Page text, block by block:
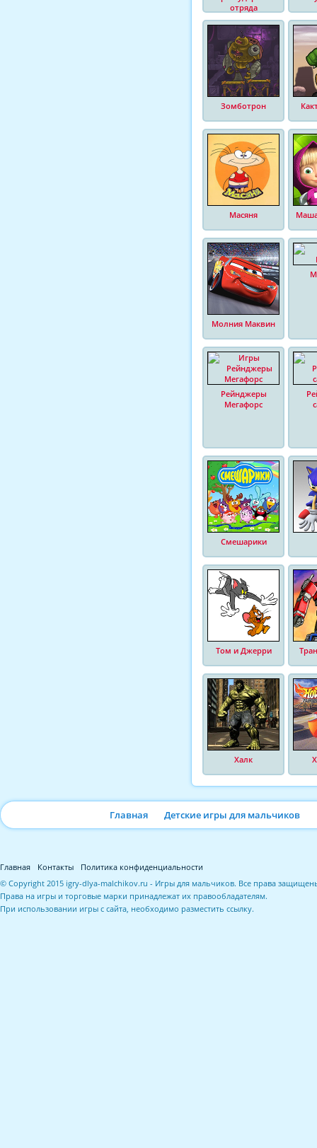
отряда
Зомботрон
Масяня
Молния Маквин
Рейнджеры
Мегафорс
Смешарики
Том и Джерри
Халк
Главная Детские игры для мальчиков
Главная Контакты
Политика конфиденциальности
© Copyright 2015 igry-dlya-malchikov.ru - Игры для мальчиков. Все права
Права на игры и торговые марки принадлежат их правообладателям.
При использовании игры с сайта, необходимо разместить ссылку.